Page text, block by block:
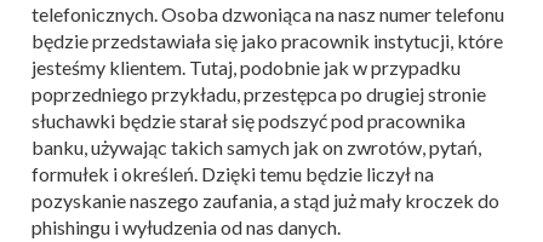
telefonicznych. Osoba dzwoniąca na nasz numer telefonu
będzie przedstawiała się jako pracownik instytucji, które
jesteśmy klientem. Tutaj, podobnie jak w przypadku
poprzedniego przykładu, przestępca po drugiej stronie
słuchawki będzie starał się podszyć pod pracownika
banku, używając takich samych jak on zwrotów, pytań,
formułek i określeń. Dzięki temu będzie liczył na
pozyskanie naszego zaufania, a stąd już mały kroczek do
phishingu i wyłudzenia od nas danych.